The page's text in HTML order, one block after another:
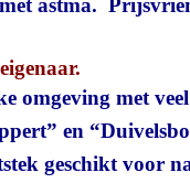
astma.
met veel
en
geschikt voor